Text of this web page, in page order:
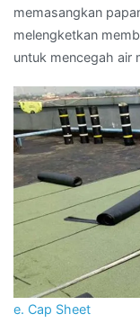
memasangkan
melengketkan
untuk mencegah air
e. Cap Sheet